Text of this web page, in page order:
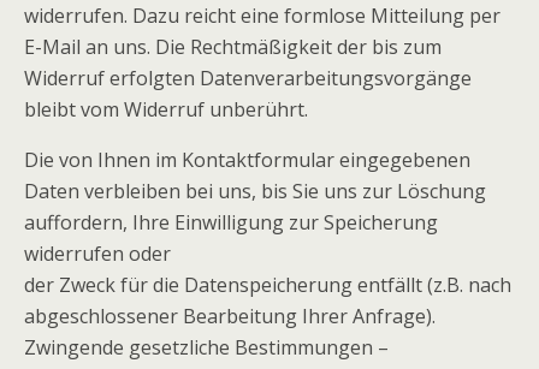
widerrufen. Dazu reicht eine formlose Mitteilung per
E-Mail an uns. Die Rechtmäßigkeit der bis zum
Widerruf erfolgten Datenverarbeitungsvorgänge
bleibt vom Widerruf unberührt.
Die von Ihnen im Kontaktformular eingegebenen
Daten verbleiben bei uns, bis Sie uns zur Löschung
auffordern, Ihre Einwilligung zur Speicherung
widerrufen oder
der Zweck für die Datenspeicherung entfällt (z.B. nach
abgeschlossener Bearbeitung Ihrer Anfrage).
Zwingende gesetzliche Bestimmungen –